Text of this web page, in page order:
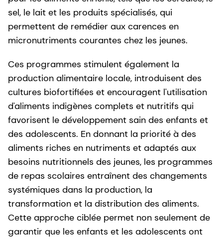
sel, le lait et les produits spécialisés, qui
permettent de remédier aux carences en
micronutriments courantes chez les jeunes.
Ces programmes stimulent également la
production alimentaire locale, introduisent des
cultures biofortifiées et encouragent l'utilisation
d'aliments indigènes complets et nutritifs qui
favorisent le développement sain des enfants et
des adolescents. En donnant la priorité à des
aliments riches en nutriments et adaptés aux
besoins nutritionnels des jeunes, les programmes
de repas scolaires entraînent des changements
systémiques dans la production, la
transformation et la distribution des aliments.
Cette approche ciblée permet non seulement de
garantir que les enfants et les adolescents ont